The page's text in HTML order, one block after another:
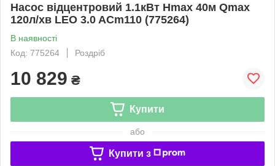
Насос відцентровий 1.1кВт Hmax 40м Qmax
120л/хв LEO 3.0 ACm110 (775264)
В наявності
Код: 775264
Роздріб
10 829 ₴
Купити
або
Купити з